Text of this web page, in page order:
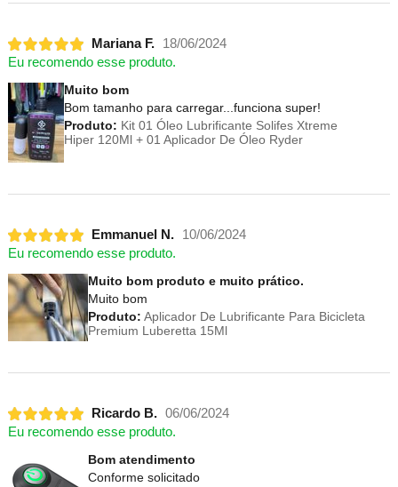
Mariana F.
18/06/2024
Eu recomendo esse produto.
Muito bom
Bom tamanho para carregar...funciona super!
Produto: Kit 01 Óleo Lubrificante Solifes Xtreme
Hiper 120Ml + 01 Aplicador De Óleo Ryder
Emmanuel N.
10/06/2024
Eu recomendo esse produto.
Muito bom produto e muito prático.
Muito bom
Produto: Aplicador De Lubrificante Para Bicicleta
Premium Luberetta 15Ml
Ricardo B. 06/06/2024
Eu recomendo esse produto.
Bom atendimento
Conforme solicitado